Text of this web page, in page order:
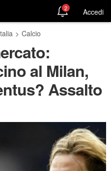
2 Accedi
> Calcio
al Milan,
Assalto